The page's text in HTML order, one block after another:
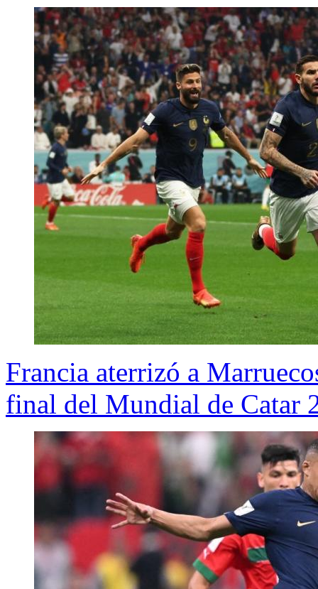
Francia aterrizó a
final del Mundial de Catar